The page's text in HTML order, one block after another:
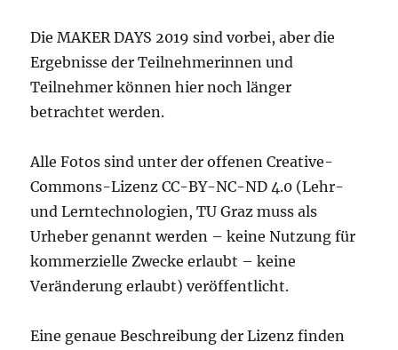
Die MAKER DAYS 2019 sind vorbei, aber die
Ergebnisse der Teilnehmerinnen und
Teilnehmer können hier noch länger
betrachtet werden.
Alle Fotos sind unter der offenen Creative-
Commons-Lizenz CC-BY-NC-ND 4.0 (Lehr-
und Lerntechnologien, TU Graz muss als
Urheber genannt werden – keine Nutzung für
kommerzielle Zwecke erlaubt – keine
Veränderung erlaubt) veröffentlicht.
Eine genaue Beschreibung der Lizenz finden